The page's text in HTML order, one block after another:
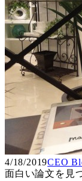
4/18/2019CEO
面白い論文を見